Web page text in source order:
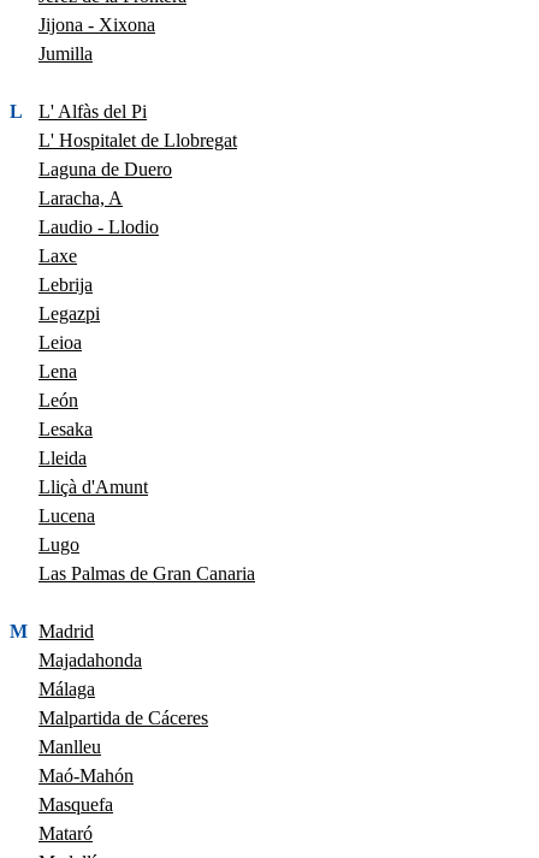
Jijona - Xixona
Jumilla
L
L' Alfàs del Pi
L' Hospitalet de Llobregat
Laguna de Duero
Laracha, A
Laudio - Llodio
Laxe
Lebrija
Legazpi
Leioa
Lena
León
Lesaka
Lleida
Lliçà d'Amunt
Lucena
Lugo
Las Palmas de Gran Canaria
M Madrid
Majadahonda
Málaga
Malpartida de Cáceres
Manlleu
Maó-Mahón
Masquefa
Mataró